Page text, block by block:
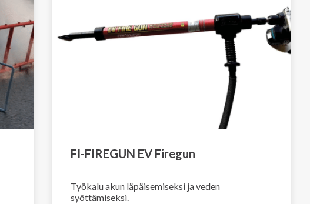
FI-FIREGUN EV Firegun
Työkalu akun läpäisemiseksi ja veden
syöttämiseksi.